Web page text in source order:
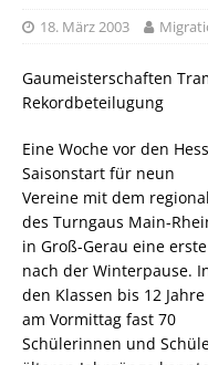
18. März 2003
Gaumeisterschaften
Rekordbeteilugung
Eine Woche vor den
Saisonstart für neun
Vereine mit dem
des Turngaus Main-
in Groß-Gerau eine
nach der Winterpause.
den Klassen bis 12
am Vormittag fast 70
Schülerinnen und